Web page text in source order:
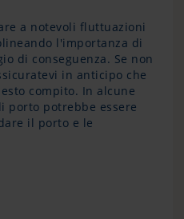
a notevoli fluttuazioni
l'importanza di
di conseguenza. Se non
in anticipo che
compito. In alcune
porto potrebbe essere
il porto e le